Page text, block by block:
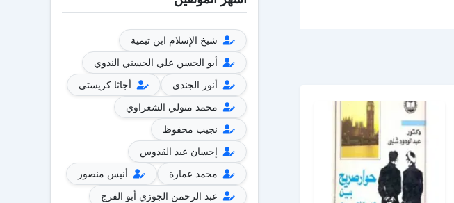
شيخ الإسلام ابن تيمية
أبو الحسن علي الحسني الندوي
أنور الجندي
أجاثا كريستي
محمد متولي الشعراوي
نجيب محفوظ
إحسان عبد القدوس
محمد عمارة
أنيس منصور
عبد الرحمن الجوزي أبو الفرج